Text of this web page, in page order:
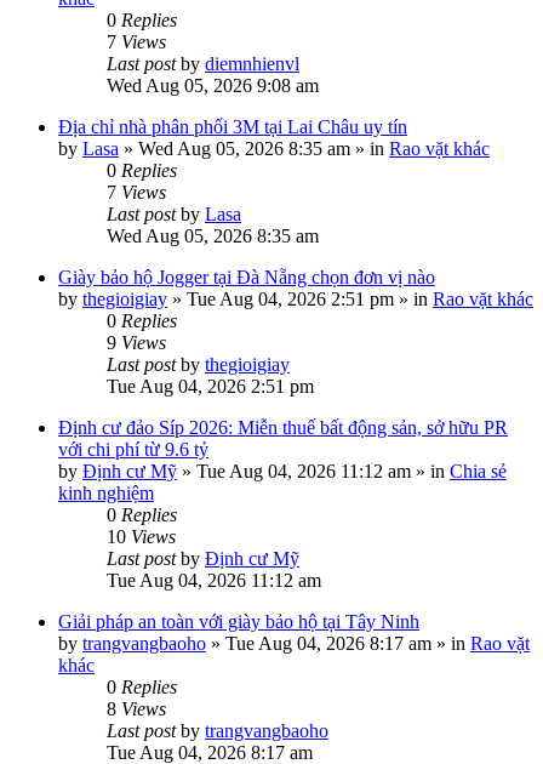
0 Replies
7 Views
Last postby diemnhienvl
Wed Aug 05, 2026 9:08 am
Địa chỉ nhà phân phối 3M tại Lai Châu uy tín
by Lasa » Wed Aug 05, 2026 8:35 am » in Rao vặt khác
0 Replies
7 Views
Last postby Lasa
Wed Aug 05, 2026 8:35 am
Giày bảo hộ Jogger tại Đà Nẵng chọn đơn vị nào
by thegioigiay » Tue Aug 04, 2026 2:51 pm » in Rao vặt khác
0 Replies
9 Views
Last postby thegioigiay
Tue Aug 04, 2026 2:51 pm
Định cư đảo Síp 2026: Miễn thuế bất động sản, sở hữu PR
với chi phí từ 9.6 tỷ
by Định cư Mỹ » Tue Aug 04, 2026 11:12 am » in Chia sẻ
kinh nghiệm
0 Replies
10 Views
Last postby Định cư Mỹ
Tue Aug 04, 2026 11:12 am
Giải pháp an toàn với giày bảo hộ tại Tây Ninh
by trangvangbaoho » Tue Aug 04, 2026 8:17 am » in Rao vặt
khác
0 Replies
8 Views
Last postby trangvangbaoho
Tue Aug 04, 2026 8:17 am